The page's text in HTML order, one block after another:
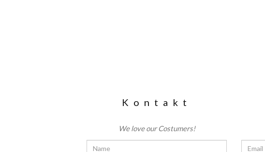
Kontakt
We love our Costumers!